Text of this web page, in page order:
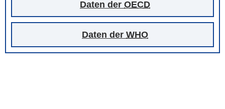
Daten der OECD
Daten der WHO